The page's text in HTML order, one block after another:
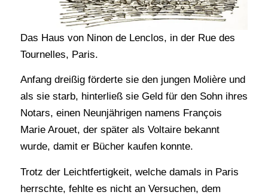
Das Haus von Ninon de Lenclos, in der Rue des
Tournelles, Paris.
Anfang dreißig förderte sie den jungen Molière und
als sie starb, hinterließ sie Geld für den Sohn ihres
Notars, einen Neunjährigen namens François
Marie Arouet, der später als Voltaire bekannt
wurde, damit er Bücher kaufen konnte.
Trotz der Leichtfertigkeit, welche damals in Paris
herrschte, fehlte es nicht an Versuchen, dem